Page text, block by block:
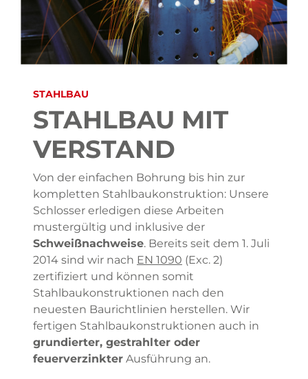
STAHLBAU
STAHLBAU MIT
VERSTAND
Von der einfachen Bohrung bis hin zur
kompletten Stahlbaukonstruktion: Unsere
Schlosser erledigen diese Arbeiten
mustergültig und inklusive der
Schweißnachweise. Bereits seit dem 1. Juli
2014 sind wir nach EN 1090 (Exc. 2)
zertifiziert und können somit
Stahlbaukonstruktionen nach den
neuesten Baurichtlinien herstellen. Wir
fertigen Stahlbaukonstruktionen auch in
grundierter, gestrahlter oder
feuerverzinkter Ausführung an.